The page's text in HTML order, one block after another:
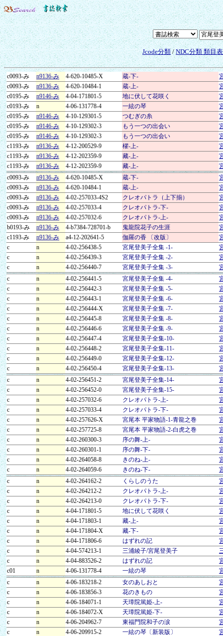
Jcode分類/NDC分類 類目
c0093-み n9136-み 4-620-10485-X 蔵-下-
c0093-み
n9136-み 4-620-10484-1 蔵-上-
c0195-み
n9146-み 4-04-171801-5 地に伏して花咲く
c0193-み
n 4-06-131778-4 一絃の琴
c0195-み
n9146-み 4-10-129301-5 つむぎの糸
c0195-み
n9146-み 4-10-129302-3 もう一つの出会い
c0195-み
n9146-み 4-10-129302-3 もう一つの出会い
c1193-み
n9136-み 4-12-200529-9 櫂-上-
c1193-み
n9136-み 4-12-202359-9 藏-上-
c1193-み
n9136-み 4-12-202359-9 藏-上-
c0093-み
n9136-み 4-620-10485-X 蔵-下-
c0093-み
n9136-み 4-620-10484-1 蔵-上-
c0093-み
n9136-み 4-02-257033-4S2 クレオパトラ（上下揃）
c0093-み
n9136-み 4-02-257033-4 クレオパトラ-下-
c0093-み
n9136-み 4-02-257032-6 クレオパトラ-上-
b0193-み
n9136-み 4-b7384-728701-b 鬼龍院花子の生涯
c1193-み
n9136-み a4-12-202641-5 伽羅の香 〔改版〕
c
n 4-02-256438-5 宮尾登美子全集 -1-
c
n 4-02-256439-3 宮尾登美子全集 -2-
c
n 4-02-256440-7 宮尾登美子全集 -3-
c
n 4-02-256441-5 宮尾登美子全集 -4-
c
n 4-02-256442-3 宮尾登美子全集 -5-
c
n 4-02-256443-1 宮尾登美子全集 -6-
c
n 4-02-256444-X 宮尾登美子全集 -7-
c
n 4-02-256445-8 宮尾登美子全集 -8-
c
n 4-02-256446-6 宮尾登美子全集 -9-
c
n 4-02-256447-4 宮尾登美子全集-10-
c
n 4-02-256448-2 宮尾登美子全集-11-
c
n 4-02-256449-0 宮尾登美子全集-12-
c
n 4-02-256450-4 宮尾登美子全集-13-
c
n 4-02-256451-2 宮尾登美子全集-14-
c
n 4-02-256452-0 宮尾登美子全集-15-
c
n 4-02-257032-6 クレオパトラ-上-
c
n 4-02-257033-4 クレオパトラ-下-
c
n 4-02-257626-X 宮尾本 平家物語-1-青龍之巻
c
n 4-02-257725-8 宮尾本 平家物語-2-白虎之巻
c
n 4-02-260300-3 序の舞-上-
c
n 4-02-260301-1 序の舞-下-
c
n 4-02-264058-8 きのね-上-
c
n 4-02-264059-6 きのね-下-
c
n 4-02-264162-2 くらしのうた
c
n 4-02-264212-2 クレオパトラ-上-
c
n 4-02-264213-0 クレオパトラ-下-
c
n 4-04-171801-5 地に伏して花咲く
c
n 4-04-171803-1 藏-上-
c
n 4-04-171804-X 藏-下-
c
n 4-04-171806-6 はずれの記
c
n 4-04-574213-1 三浦綾子/宮尾登美子
c
n 4-04-883526-2 はずれの記
c01
n 4-06-131778-4 一絃の琴
c
n 4-06-183218-2 女のあしおと
c
n 4-06-183856-3 花のきもの
c
n 4-06-184071-1 天璋院篤姫-上-
c
n 4-06-184072-X 天璋院篤姫-下-
c
n 4-06-204962-7 東福門院和子の涙
c
n 4-06-209915-2 一絃の琴〔新装版〕